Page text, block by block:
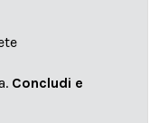
Concludi e